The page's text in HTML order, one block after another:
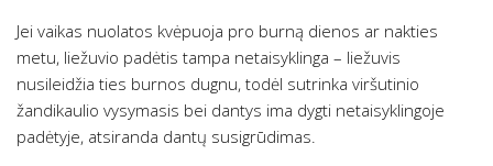
Jei vaikas nuolatos kvėpuoja pro burną dienos ar nakties
metu, liežuvio padėtis tampa netaisyklinga – liežuvis
nusileidžia ties burnos dugnu, todėl sutrinka viršutinio
žandikaulio vysymasis bei dantys ima dygti netaisyklingoje
padėtyje, atsiranda dantų susigrūdimas.